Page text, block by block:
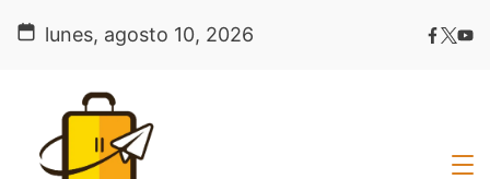
lunes, agosto 10, 2026